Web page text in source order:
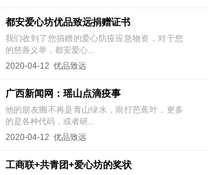
都安爱心坊优品致远捐赠证书
我们收到了您捐赠的爱心防疫应急物资，对于您
的慈善义举，都安爱心...
2020-04-12 优品致远
广西新闻网：瑶山点滴疫事
他的朋友圈不再是青山绿水，雨打芭蕉叶，更多
的是各种代码，或者研...
2020-04-12 优品致远
工商联+共青团+爱心坊的奖状